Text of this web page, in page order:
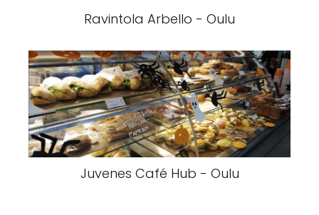
Ravintola Arbello - Oulu
Juvenes Café Hub - Oulu